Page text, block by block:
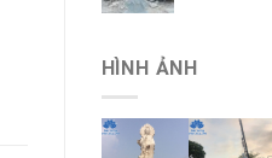
HÌNH ẢNH